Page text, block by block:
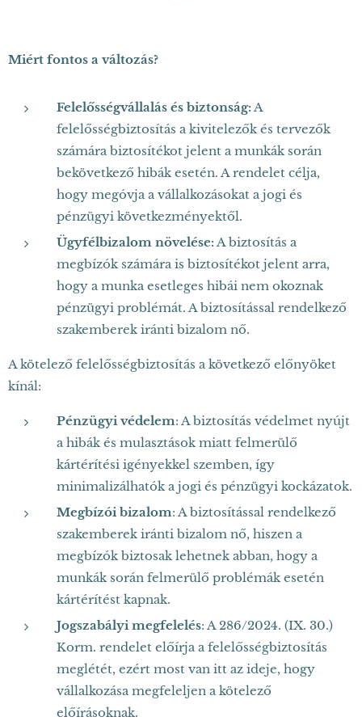
Miért fontos a változás?
Felelősségvállalás és biztonság:A
felelősségbiztosítás a kivitelezők és tervezők
számára biztosítékot jelent a munkák során
bekövetkező hibák esetén. A rendelet célja,
hogy megóvja a vállalkozásokat a jogi és
pénzügyi következményektől.
Ügyfélbizalom növelése:A biztosítás a
megbízók számára is biztosítékot jelent arra,
hogy a munka esetleges hibái nem okoznak
pénzügyi problémát. A biztosítással rendelkező
szakemberek iránti bizalom nő.
A kötelező felelősségbiztosítás a következő előnyöket
kínál:
Pénzügyi védelem: A biztosítás védelmet nyújt
a hibák és mulasztások miatt felmerülő
kártérítési igényekkel szemben, így
minimalizálhatók a jogi és pénzügyi kockázatok.
Megbízói bizalom: A biztosítással rendelkező
szakemberek iránti bizalom nő, hiszen a
megbízók biztosak lehetnek abban, hogy a
munkák során felmerülő problémák esetén
kártérítést kapnak.
Jogszabályi megfelelés: A 286/2024. (IX. 30.)
Korm. rendelet előírja a felelősségbiztosítás
meglétét, ezért most van itt az ideje, hogy
vállalkozása megfeleljen a kötelező
előírásoknak.